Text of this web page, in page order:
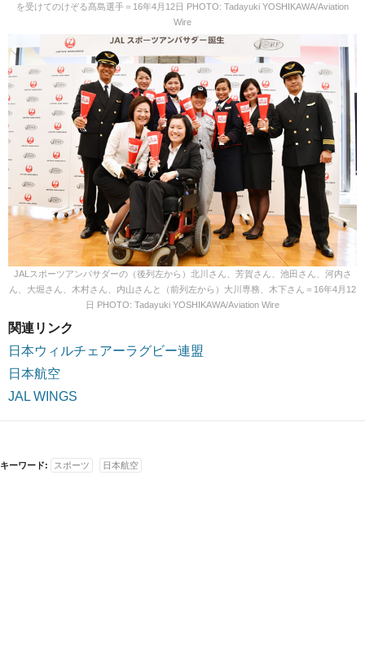
を受けてのけぞる髙島選手＝16年4月12日 PHOTO: Tadayuki YOSHIKAWA/Aviation
Wire
JALスポーツアンバサダーの（後列左から）北川さん、芳賀さん、池田さん、河内さ
ん、大堀さん、木村さん、内山さんと（前列左から）大川専務、木下さん＝16年4月12
日 PHOTO: Tadayuki YOSHIKAWA/Aviation Wire
関連リンク
日本ウィルチェアーラグビー連盟
日本航空
JAL WINGS
キーワード: スポーツ 日本航空